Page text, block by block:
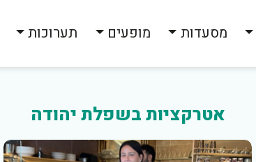
מסעדות מופעים תערוכות
אטרקציות בשפלת יהודה